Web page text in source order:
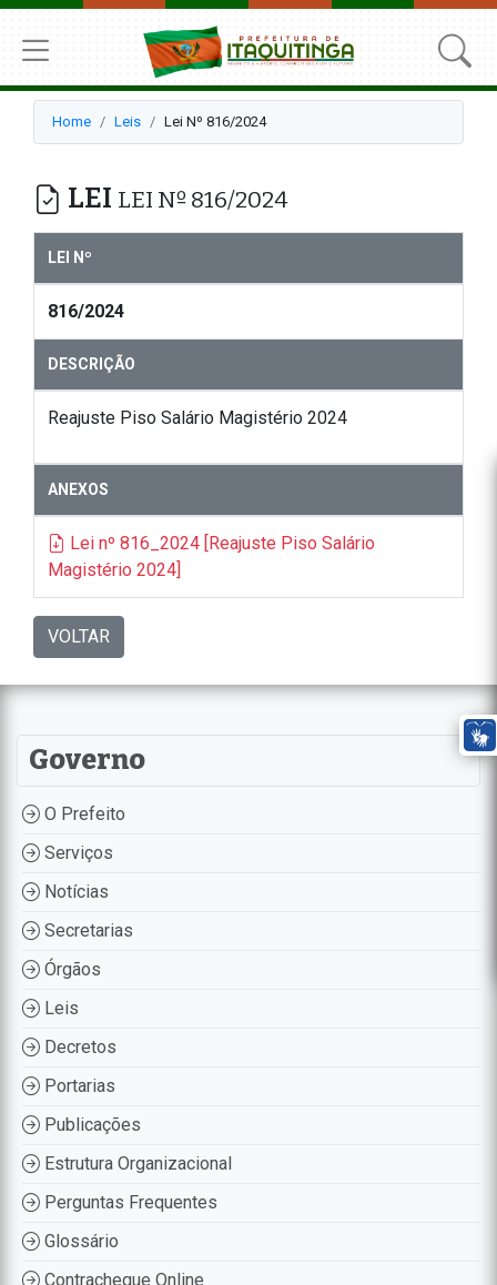
Home Leis Lei Nº 816/2024
LEI LEI Nº 816/2024
LEI Nº
816/2024
DESCRIÇÃO
Reajuste Piso Salário Magistério 2024
ANEXOS
Lei nº 816_2024 [Reajuste Piso Salário
Magistério 2024]
VOLTAR
Governo
O Prefeito
Serviços
Notícias
Secretarias
Órgãos
Leis
Decretos
Portarias
Publicações
Estrutura Organizacional
Perguntas Frequentes
Glossário
Contracheque Online